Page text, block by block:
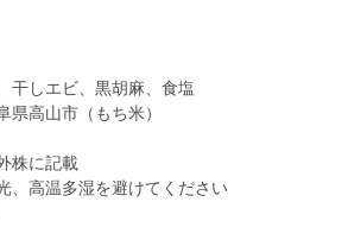
しエビ、黒胡麻、食塩
高山市（もち米）
株に記載
高温多湿を避けてください